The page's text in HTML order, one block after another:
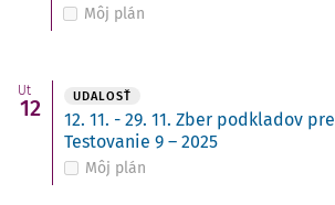
Môj plán
Ut
12 UDALOSŤ
12. 11. - 29. 11. Zber podkladov pre
Testovanie 9 – 2025
Môj plán